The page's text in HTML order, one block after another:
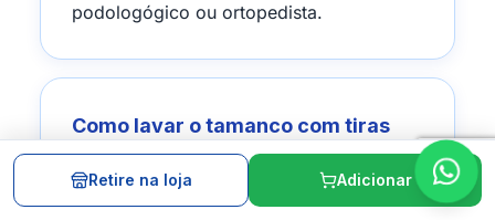
podologógico ou ortopedista.
Como lavar o tamanco com tiras
em knit?
Utilize pano levemente úmido com sabão
Retire na loja Adicionar